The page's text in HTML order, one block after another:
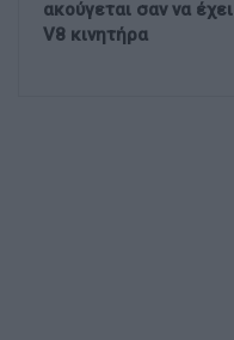
ακούγεται σαν να έχει
V8 κινητήρα